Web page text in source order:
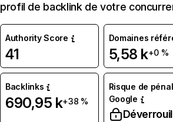
profil de backlink de votre
Authority Score
41
Domaines
5,58 k+0 %
Backlinks
690,95 k+38 %
Risque de
Google